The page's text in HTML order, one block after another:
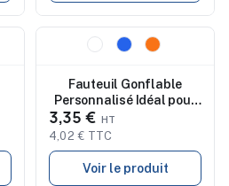
Nouveau
Fauteuil Gonflable
Personnalisé Idéal pour
la Plage - Tarxia
3,35 €
4,02 € TTC
Voir le produit